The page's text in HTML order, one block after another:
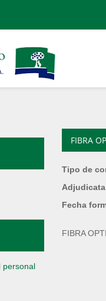
personal
FIBRA
Tipo de
Fecha
FIBRA